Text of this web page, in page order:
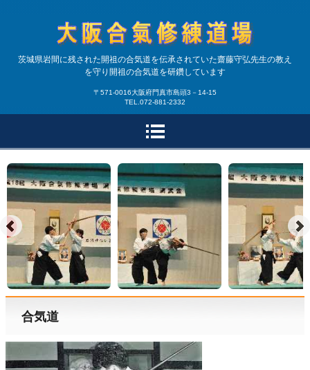
合気道大阪合氣修練道場|
大阪・兵庫で開祖の合気
道を研鑽
茨城県岩間に残された開祖の合気道を伝承されていた齋藤守弘先生の教え
を守り開祖の合気道を研鑽しています
〒571-0016大阪府門真市島頭3－14-15
TEL.072-881-2332
合気道